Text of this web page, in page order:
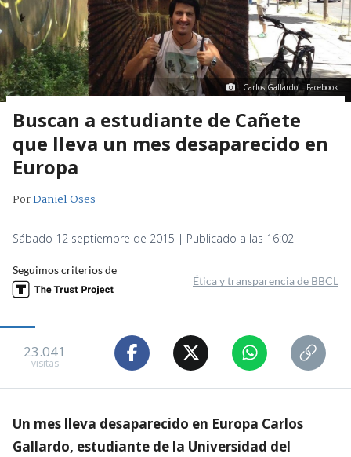
Carlos Gallardo | Facebook
Buscan a estudiante de Cañete
que lleva un mes desaparecido en
Europa
PorDaniel Oses
Sábado 12 septiembre de 2015 | Publicado a las 16:02
Seguimos criterios de
Ética y transparencia de BBCL
23.041
visitas
Un mes lleva desaparecido en Europa Carlos
Gallardo, estudiante de la Universidad del